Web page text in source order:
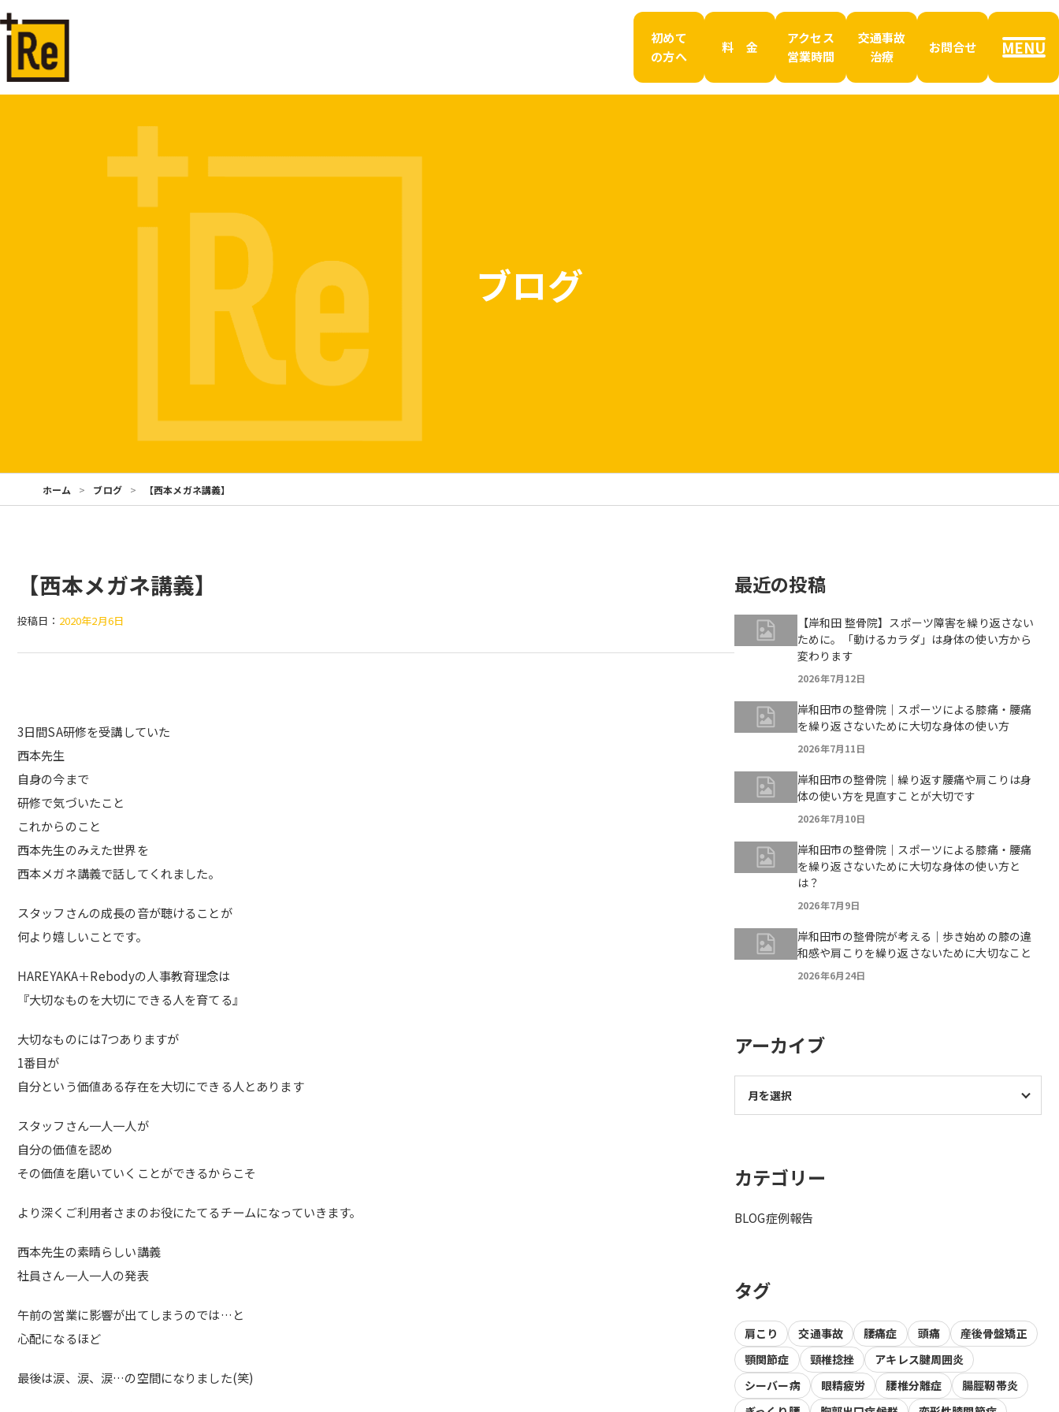
初めて
の方へ
料 金
アクセス
営業時間
交通事故
治療
お問合せ MENU
ブログ
ホーム ブログ 【西本メガネ講義】
【西本メガネ講義】
投稿日： 2020年2月6日
3日間SA研修を受講していた
西本先生
自身の今まで
研修で気づいたこと
これからのこと
西本先生のみえた世界を
西本メガネ講義で話してくれました。
スタッフさんの成長の音が聴けることが
何より嬉しいことです。
HAREYAKA＋Rebodyの人事教育理念は
『大切なものを大切にできる人を育てる』
大切なものには7つありますが
1番目が
自分という価値ある存在を大切にできる人とあります
スタッフさん一人一人が
自分の価値を認め
その価値を磨いていくことができるからこそ
より深くご利用者さまのお役にたてるチームになっていきます。
西本先生の素晴らしい講義
社員さん一人一人の発表
午前の営業に影響が出てしまうのでは…と
心配になるほど
最後は涙、涙、涙…の空間になりました(笑)
最近の投稿
【岸和田 整骨院】スポーツ障害を繰り返さない
ために。「動けるカラダ」は身体の使い方から
変わります
2026年7月12日
岸和田市の整骨院｜スポーツによる膝痛・腰痛
を繰り返さないために大切な身体の使い方
2026年7月11日
岸和田市の整骨院｜繰り返す腰痛や肩こりは身
体の使い方を見直すことが大切です
2026年7月10日
岸和田市の整骨院｜スポーツによる膝痛・腰痛
を繰り返さないために大切な身体の使い方と
は？
2026年7月9日
岸和田市の整骨院が考える｜歩き始めの膝の違
和感や肩こりを繰り返さないために大切なこと
2026年6月24日
アーカイブ
カテゴリー
BLOG症例報告
タグ
肩こり 交通事故 腰痛症 頭痛
産後骨盤矯正
顎関節症
頸椎捻挫
アキレス腱周囲炎
シーバー病
眼精疲労 腰椎分離症
腸脛靭帯炎